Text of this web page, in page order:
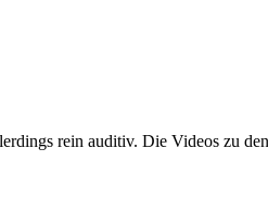
rein auditiv. Die Videos zu